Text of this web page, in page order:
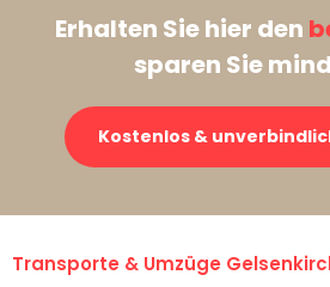
Erhalten Sie hier den
sparen Sie
Kostenlos &
Transporte & Umzüge